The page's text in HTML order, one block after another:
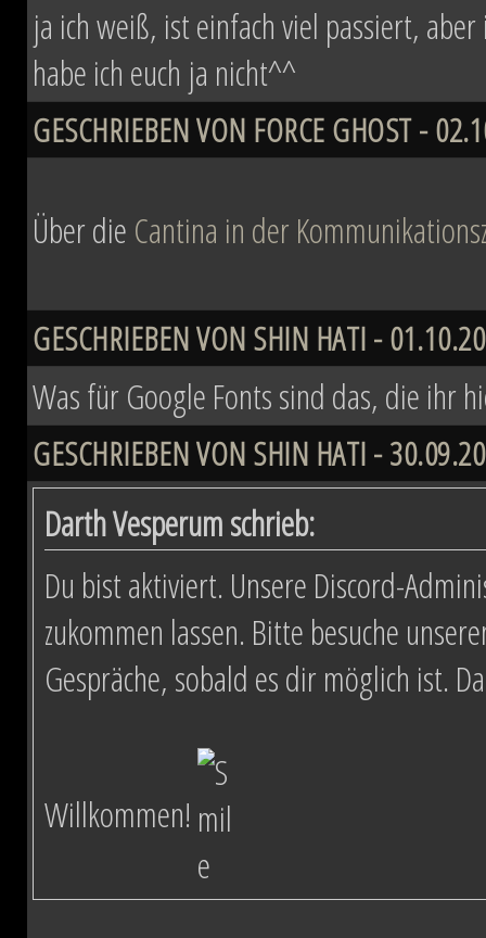
ja ich weiß, ist einfach viel passiert,
habe ich euch ja nicht^^
GESCHRIEBEN VON FORCE GHOST -
Über die Cantina in der
GESCHRIEBEN VON SHIN HATI -
Was für Google Fonts sind das, die ihr
GESCHRIEBEN VON SHIN HATI -
Darth Vesperum schrieb:
Du bist aktiviert. Unsere Discord-
zukommen lassen. Bitte besuche
Gespräche, sobald es dir möglich ist.
Willkommen!